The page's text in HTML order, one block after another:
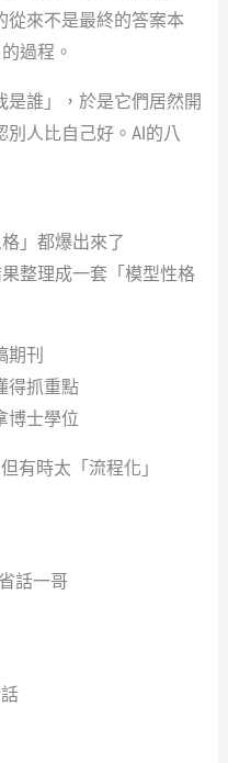
從來不是最終的答案本
過程。
誰」，於是它們居然開
人比自己好。AI的八
」都爆出來了
整理成一套「模型性格
期刊
得抓重點
博士學位
有時太「流程化」
話一哥